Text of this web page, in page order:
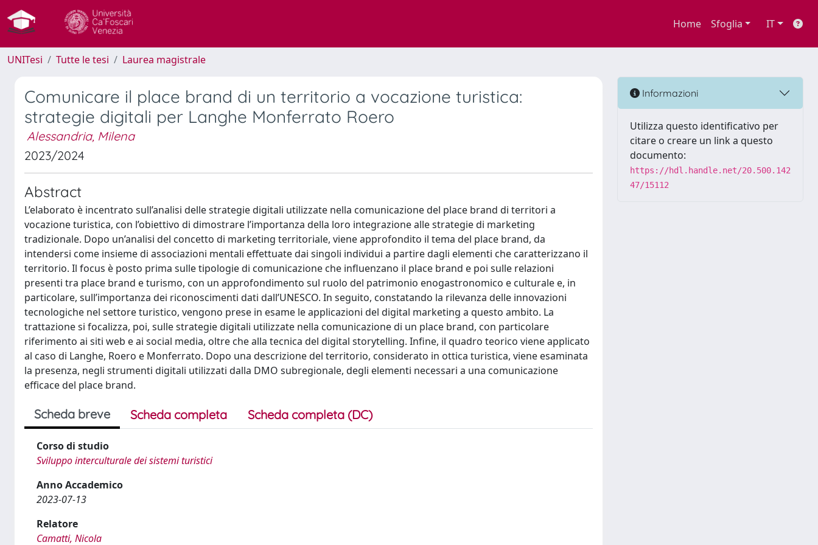
Home Sfoglia IT
UNITesi Tutte le tesi Laurea magistrale
Comunicare il place brand di un territorio a vocazione turistica:
strategie digitali per Langhe Monferrato Roero
Alessandria, Milena
2023/2024
Abstract
L’elaborato è incentrato sull’analisi delle strategie digitali utilizzate nella comunicazione del place brand di territori a
vocazione turistica, con l’obiettivo di dimostrare l’importanza della loro integrazione alle strategie di marketing
tradizionale. Dopo un’analisi del concetto di marketing territoriale, viene approfondito il tema del place brand, da
intendersi come insieme di associazioni mentali effettuate dai singoli individui a partire dagli elementi che caratterizzano il
territorio. Il focus è posto prima sulle tipologie di comunicazione che influenzano il place brand e poi sulle relazioni
presenti tra place brand e turismo, con un approfondimento sul ruolo del patrimonio enogastronomico e culturale e, in
particolare, sull’importanza dei riconoscimenti dati dall’UNESCO. In seguito, constatando la rilevanza delle innovazioni
tecnologiche nel settore turistico, vengono prese in esame le applicazioni del digital marketing a questo ambito. La
trattazione si focalizza, poi, sulle strategie digitali utilizzate nella comunicazione di un place brand, con particolare
riferimento ai siti web e ai social media, oltre che alla tecnica del digital storytelling. Infine, il quadro teorico viene applicato
al caso di Langhe, Roero e Monferrato. Dopo una descrizione del territorio, considerato in ottica turistica, viene esaminata
la presenza, negli strumenti digitali utilizzati dalla DMO subregionale, degli elementi necessari a una comunicazione
efficace del place brand.
Scheda breve Scheda completa Scheda completa (DC)
Corso di studio
Sviluppo interculturale dei sistemi turistici
Anno Accademico
2023-07-13
Relatore
Camatti, Nicola
Informazioni
Utilizza questo identificativo per
citare o creare un link a questo
documento:
https://hdl.handle.net/20.500.142
47/15112